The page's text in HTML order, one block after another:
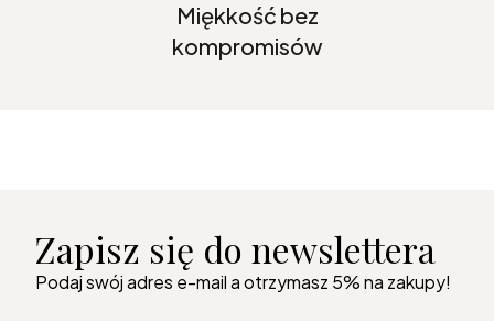
Miękkość bez
kompromisów
Zapisz się do newslettera
Podaj swój adres e-mail a otrzymasz 5% na zakupy!